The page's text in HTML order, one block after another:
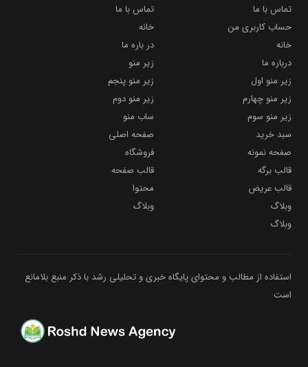
تماس با ما
تماس با ما
حساب کاربری من
خانه
خانه
در باره ما
درباره ما
زیر منو
زیر منو اول
زیر منو پنجم
زیر منو چهارم
زیر منو دوم
زیر منو سوم
ساب منو
سبد خرید
صفحه اصلی
صفحه نمونه
فروشگاه
قالب برگه
قالب صفحه
قالب عریض
محتوا
وبلاگ
وبلاگ
وبلاگ
استفاده از مطالب و محتوای پایگاه خبری و تحلیلی رشد با ذکر منبع بلامانع
است